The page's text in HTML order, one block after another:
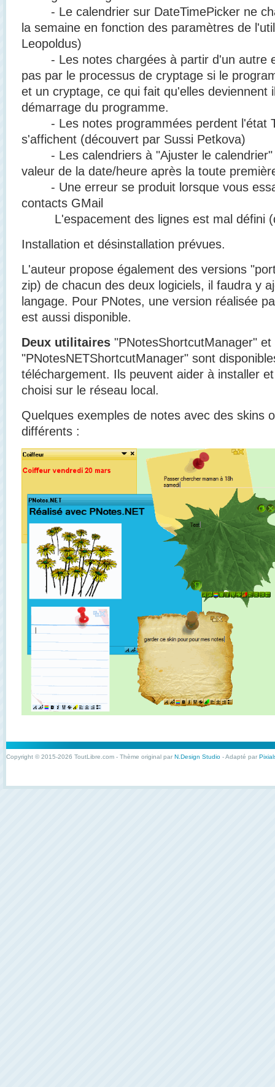
- Le calendrier sur DateTimePicker ne
la semaine en fonction des paramètres de
Leopoldus)
- Les notes chargées à partir d'un autre
pas par le processus de cryptage si le
et un cryptage, ce qui fait qu'elles deviennent
démarrage du programme.
- Les notes programmées perdent l'état
s'affichent (découvert par Sussi Petkova)
- Les calendriers à "Ajuster le calendrier"
valeur de la date/heure après la toute
- Une erreur se produit lorsque vous
contacts GMail
L'espacement des lignes est mal défini
Installation et désinstallation prévues.
L'auteur propose également des versions
zip) de chacun des deux logiciels, il faudra y
langage. Pour PNotes, une version réalisée
est aussi disponible.
Deux utilitaires "PNotesShortcutManager" et
"PNotesNETShortcutManager" sont
téléchargement. Ils peuvent aider à installer
choisi sur le réseau local.
Quelques exemples de notes avec des skins
différents :
Copyright © 2015-2026 ToutLibre.com - Thème original par N.Design Studio - Adapté par